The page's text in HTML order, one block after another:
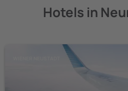
Hotels in